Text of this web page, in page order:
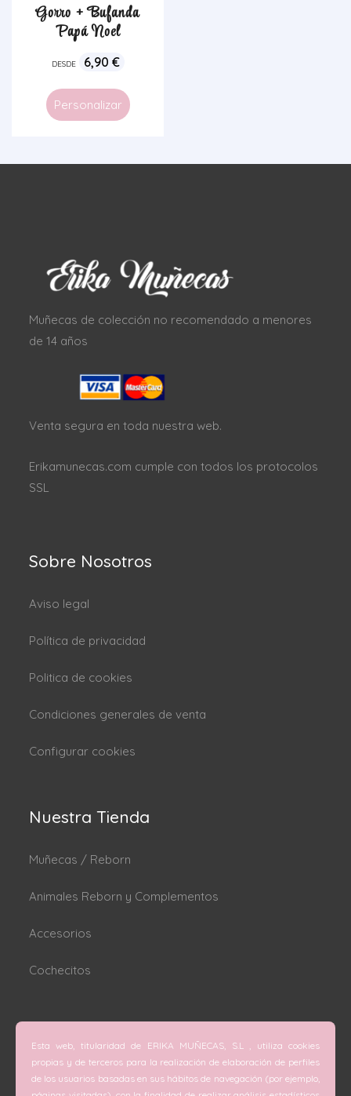
Gorro + Bufanda
Papá Noel
DESDE 6,90 €
Personalizar
Muñecas de colección no recomendado a menores
de 14 años
Venta segura en toda nuestra web.
Erikamunecas.com cumple con todos los protocolos
SSL
Sobre Nosotros
Aviso legal
Política de privacidad
Politica de cookies
Condiciones generales de venta
Configurar cookies
Nuestra Tienda
Muñecas / Reborn
Animales Reborn y Complementos
Accesorios
Cochecitos
C/ San Vicente Mártir nº 74 (Valencia).
C/ Doctor Melis nº 6 (Grao de Gandía).
Esta web, titularidad de ERIKA MUÑECAS, S.L , utiliza cookies
propias y de terceros para la realización de elaboración de perfiles
de los usuarios basadas en sus hábitos de navegación (por ejemplo,